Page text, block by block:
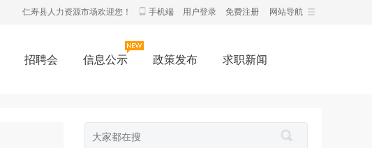
网站导航
仁寿县人力资源市场欢迎您！ 手机端 用户登录 免费注册
招聘会 信息公示 政策发布 求职新闻